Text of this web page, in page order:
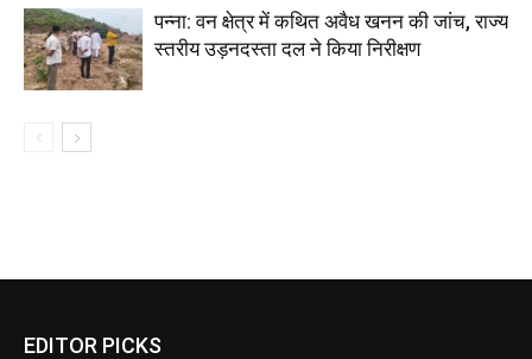
पन्ना: वन क्षेत्र में कथित अवैध खनन की जांच, राज्य
स्तरीय उड़नदस्ता दल ने किया निरीक्षण
EDITOR PICKS